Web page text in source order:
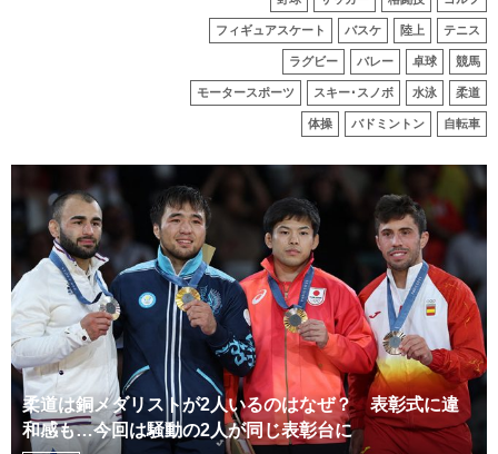
フィギュアスケート バスケ 陸上 テニス
ラグビー バレー 卓球 競馬
モータースポーツ スキー･スノボ 水泳 柔道
体操 バドミントン 自転車
柔道は銅メダリストが2人いるのはなぜ？ 表彰式に違
和感も…今回は騒動の2人が同じ表彰台に